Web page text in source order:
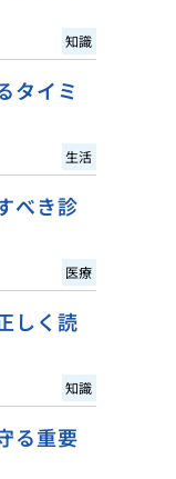
知識
タイミ
生活
べき診
医療
しく読
知識
る重要